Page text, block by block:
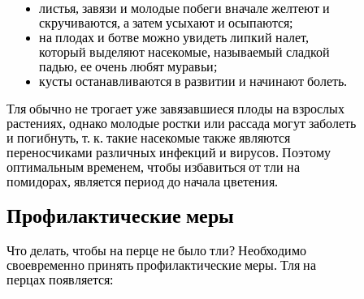
листья, завязи и молодые побеги вначале желтеют и
скручиваются, а затем усыхают и осыпаются;
на плодах и ботве можно увидеть липкий налет,
который выделяют насекомые, называемый сладкой
падью, ее очень любят муравьи;
кусты останавливаются в развитии и начинают болеть.
Тля обычно не трогает уже завязавшиеся плоды на взрослых
растениях, однако молодые ростки или рассада могут заболеть
и погибнуть, т. к. такие насекомые также являются
переносчиками различных инфекций и вирусов. Поэтому
оптимальным временем, чтобы избавиться от тли на
помидорах, является период до начала цветения.
Профилактические меры
Что делать, чтобы на перце не было тли? Необходимо
своевременно принять профилактические меры. Тля на
перцах появляется: